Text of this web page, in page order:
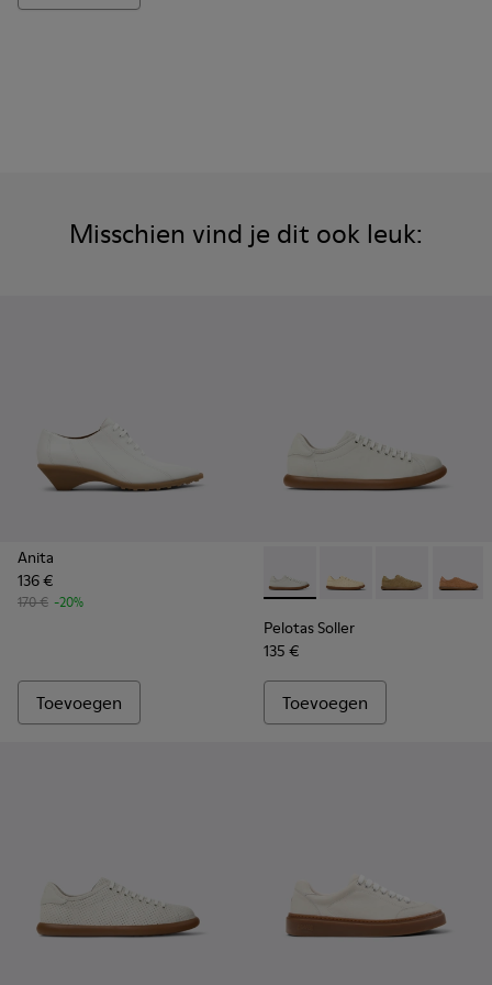
Misschien vind je dit ook leuk:
Anita
136 €
170 € -20%
Toevoegen
Pelotas Soller - K201668-
Pelotas Soller -
Pelotas
Pelotas Soller
135 €
Toevoegen